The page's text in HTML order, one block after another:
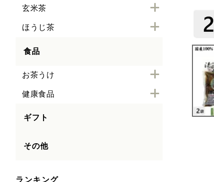
玄米茶
ほうじ茶
食品
お茶うけ
健康食品
ギフト
その他
ランキング